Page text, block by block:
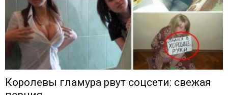
Королевы гламура рвут соцсети: свежая